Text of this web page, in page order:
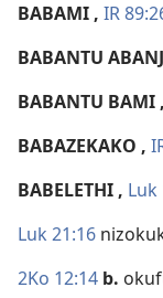
BABAMI, IR
BABANTU
BABANTU BAMI,
BABAZEKAKO ,
BABELETHI, Luk
Luk 21:16
2Ko 12:14 b.